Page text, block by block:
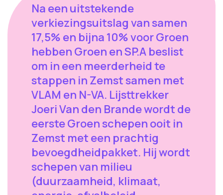
Na een uitstekende
verkiezingsuitslag van samen
17,5% en bijna 10% voor Groen
hebben Groen en SP.A beslist
om in een meerderheid te
stappen in Zemst samen met
VLAM en N-VA. Lijsttrekker
Joeri Van den Brande wordt de
eerste Groen schepen ooit in
Zemst met een prachtig
bevoegdheidpakket. Hij wordt
schepen van milieu
(duurzaamheid, klimaat,